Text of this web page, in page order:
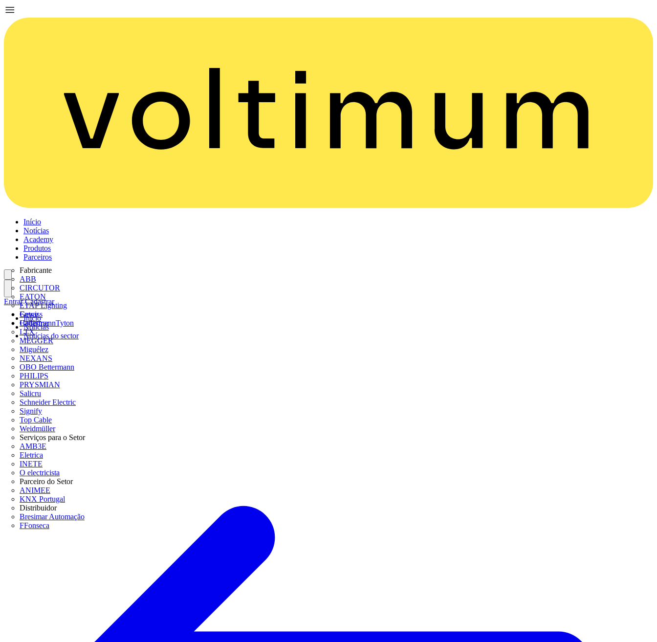
Início
Notícias
Academy
Produtos
Parceiros
Fabricante
ABB
CIRCUTOR
EATON
ETAP Lighting
Gewiss
HellermannTyton
LTX
MEGGER
Miguélez
NEXANS
OBO Bettermann
PHILIPS
PRYSMIAN
Salicru
Schneider Electric
Signify
Top Cable
Weidmüller
Serviços para o Setor
AMB3E
Eletrica
INETE
O electricista
Parceiro do Setor
ANIMEE
KNX Portugal
Distribuidor
Bresimar Automação
FFonseca
Entrar
Cadastrar
Entrar Cadastrar
Início
Notícias
Notícias do sector